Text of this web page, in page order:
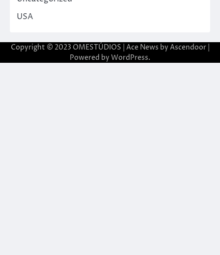
USA
Copyright © 2023 OMESTÚDIOS | Ace News by Ascendoor|
Powered by WordPress.